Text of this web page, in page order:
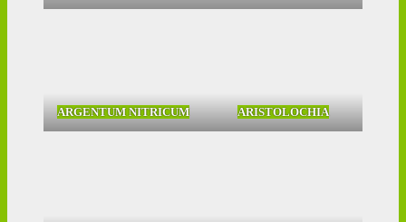
ARGENTUM NITRICUM ARISTOLOCHIA